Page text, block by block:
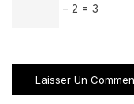
− 2 = 3